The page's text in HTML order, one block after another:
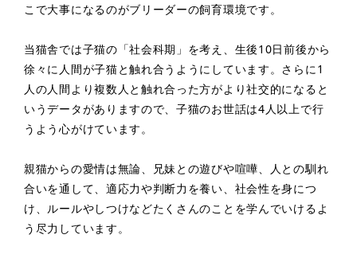
こで大事になるのがブリーダーの飼育環境です。
当猫舎では子猫の「社会科期」を考え、生後10日前後から
徐々に人間が子猫と触れ合うようにしています。さらに1
人の人間より複数人と触れ合った方がより社交的になると
いうデータがありますので、子猫のお世話は4人以上で行
うよう心がけています。
親猫からの愛情は無論、兄妹との遊びや喧嘩、人との馴れ
合いを通して、適応力や判断力を養い、社会性を身につ
け、ルールやしつけなどたくさんのことを学んでいけるよ
う尽力しています。